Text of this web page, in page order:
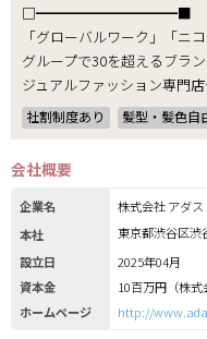
□━━━━━━━━━━■
「グローバルワーク」「ニ
グループで30を超えるブラ
ジュアルファッション専門店
社割制度あり 髪型・髪色自
会社概要
企業名
株式会社 アダ
本社
東京都渋谷区渋
設立日
2025年04月
資本金
10百万円（株式
ホームページ
http://